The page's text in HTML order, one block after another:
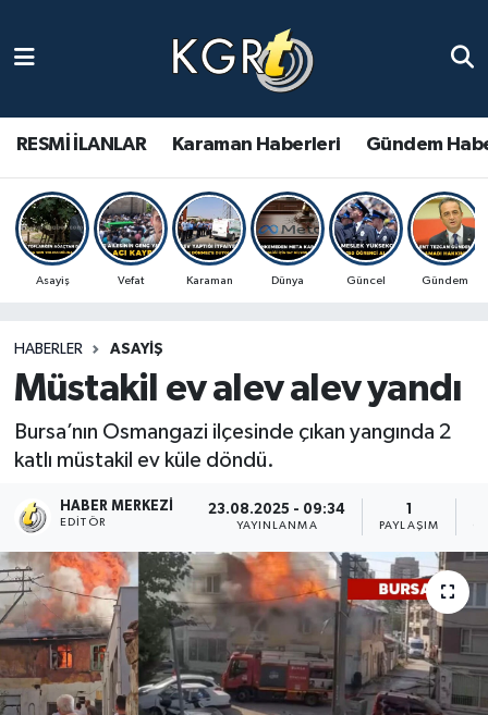
RESMİ İLANLAR Karaman Haberleri Gündem
Asayiş Vefat Karaman Dünya Güncel Gündem
HABERLER ASAYIŞ
Müstakil ev alev alev yandı
Bursa’nın Osmangazi ilçesinde çıkan yangında 2
katlı müstakil ev küle döndü.
HABER MERKEZI
EDITÖR
23.08.2025 - 09:34
YAYINLANMA
1
PAYLAŞIM
Gündem Haberleri
Güncel Haberler
Spor Haberleri
Ulusal Haberler